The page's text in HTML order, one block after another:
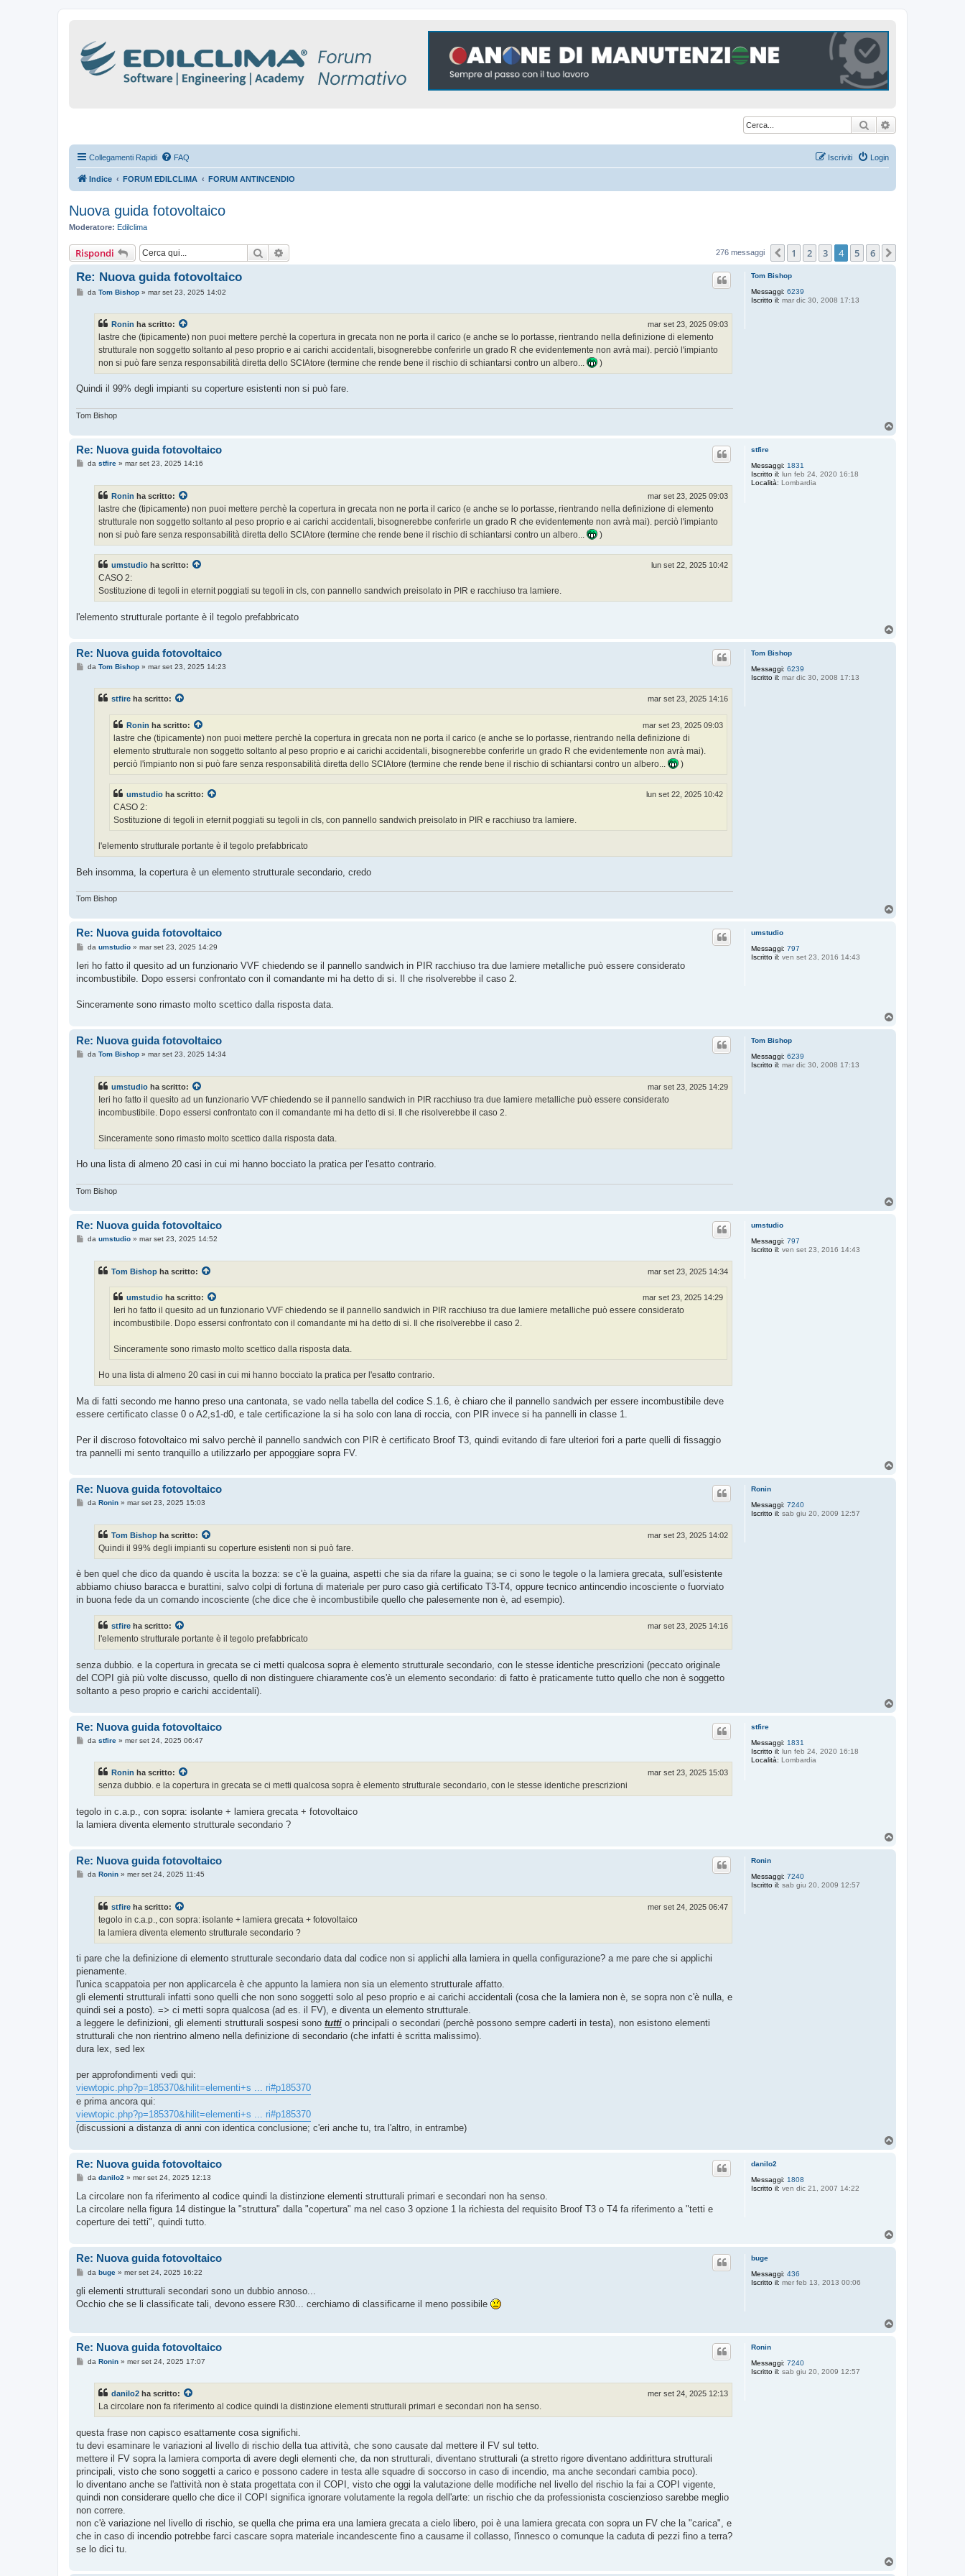
Cerca
Collegamenti Rapidi FAQ Login
Iscriviti
Indice FORUM EDILCLIMA FORUM ANTINCENDIO
Nuova guida fotovoltaico
Moderatore: Edilclima
Rispondi Cerca 276 messaggi Precedente
1 2 3 4 5 6
Tom Bishop
Messaggi: 6239
Iscritto il: mar dic 30, 2008 17:13
Re: Nuova guida fotovoltaico
Mda Tom Bishop» mar set 23, 2025 14:02
Ronin ha scritto: mar set 23, 2025 09:03
lastre che (tipicamente) non puoi mettere perchè la copertura in grecata non ne porta il carico (e anche se lo portasse, rientrando nella definizione di elemento
strutturale non soggetto soltanto al peso proprio e ai carichi accidentali, bisognerebbe conferirle un grado R che evidentemente non avrà mai). perciò l'impianto
non si può fare senza responsabilità diretta dello SCIAtore (termine che rende bene il rischio di schiantarsi contro un albero...
)
Quindi il 99% degli impianti su coperture esistenti non si può fare.
Tom Bishop
stfire
Messaggi: 1831
Iscritto il: lun feb 24, 2020 16:18
Località: Lombardia
Re: Nuova guida fotovoltaico
Mda stfire» mar set 23, 2025 14:16
Ronin ha scritto: mar set 23, 2025 09:03
lastre che (tipicamente) non puoi mettere perchè la copertura in grecata non ne porta il carico (e anche se lo portasse, rientrando nella definizione di elemento
strutturale non soggetto soltanto al peso proprio e ai carichi accidentali, bisognerebbe conferirle un grado R che evidentemente non avrà mai). perciò l'impianto
non si può fare senza responsabilità diretta dello SCIAtore (termine che rende bene il rischio di schiantarsi contro un albero...
)
umstudio ha scritto: lun set 22, 2025 10:42
CASO 2:
Sostituzione di tegoli in eternit poggiati su tegoli in cls, con pannello sandwich preisolato in PIR e racchiuso tra lamiere.
l'elemento strutturale portante è il tegolo prefabbricato
Tom Bishop
Messaggi: 6239
Iscritto il: mar dic 30, 2008 17:13
Re: Nuova guida fotovoltaico
Mda Tom Bishop» mar set 23, 2025 14:23
stfire ha scritto: mar set 23, 2025 14:16
Ronin ha scritto: mar set 23, 2025 09:03
lastre che (tipicamente) non puoi mettere perchè la copertura in grecata non ne porta il carico (e anche se lo portasse, rientrando nella definizione di
elemento strutturale non soggetto soltanto al peso proprio e ai carichi accidentali, bisognerebbe conferirle un grado R che evidentemente non avrà mai).
perciò l'impianto non si può fare senza responsabilità diretta dello SCIAtore (termine che rende bene il rischio di schiantarsi contro un albero...
)
umstudio ha scritto: lun set 22, 2025 10:42
CASO 2:
Sostituzione di tegoli in eternit poggiati su tegoli in cls, con pannello sandwich preisolato in PIR e racchiuso tra lamiere.
l'elemento strutturale portante è il tegolo prefabbricato
Beh insomma, la copertura è un elemento strutturale secondario, credo
Tom Bishop
umstudio
Messaggi: 797
Iscritto il: ven set 23, 2016 14:43
Re: Nuova guida fotovoltaico
M
s
a
i
da umstudio» mar set 23, 2025 14:29
Ieri ho fatto il quesito ad un funzionario VVF chiedendo se il pannello sandwich in PIR racchiuso tra due lamiere metalliche può essere considerato
incombustibile. Dopo essersi confrontato con il comandante mi ha detto di si. Il che risolverebbe il caso 2.
Sinceramente sono rimasto molto scettico dalla risposta data.
Tom Bishop
Messaggi: 6239
Iscritto il: mar dic 30, 2008 17:13
Re: Nuova guida fotovoltaico
Mda Tom Bishop» mar set 23, 2025 14:34
umstudio ha scritto: mar set 23, 2025 14:29
Ieri ho fatto il quesito ad un funzionario VVF chiedendo se il pannello sandwich in PIR racchiuso tra due lamiere metalliche può essere considerato
incombustibile. Dopo essersi confrontato con il comandante mi ha detto di si. Il che risolverebbe il caso 2.
Sinceramente sono rimasto molto scettico dalla risposta data.
Ho una lista di almeno 20 casi in cui mi hanno bocciato la pratica per l'esatto contrario.
Tom Bishop
umstudio
Messaggi: 797
Iscritto il: ven set 23, 2016 14:43
Re: Nuova guida fotovoltaico
Mda umstudio» mar set 23, 2025 14:52
Tom Bishop ha scritto: mar set 23, 2025 14:34
umstudio ha scritto: mar set 23, 2025 14:29
Ieri ho fatto il quesito ad un funzionario VVF chiedendo se il pannello sandwich in PIR racchiuso tra due lamiere metalliche può essere considerato
incombustibile. Dopo essersi confrontato con il comandante mi ha detto di si. Il che risolverebbe il caso 2.
Sinceramente sono rimasto molto scettico dalla risposta data.
Ho una lista di almeno 20 casi in cui mi hanno bocciato la pratica per l'esatto contrario.
Ma di fatti secondo me hanno preso una cantonata, se vado nella tabella del codice S.1.6, è chiaro che il pannello sandwich per essere incombustibile deve
essere certificato classe 0 o A2,s1-d0, e tale certificazione la si ha solo con lana di roccia, con PIR invece si ha pannelli in classe 1.
Per il discroso fotovoltaico mi salvo perchè il pannello sandwich con PIR è certificato Broof T3, quindi evitando di fare ulteriori fori a parte quelli di fissaggio
tra pannelli mi sento tranquillo a utilizzarlo per appoggiare sopra FV.
Ronin
Messaggi: 7240
Iscritto il: sab giu 20, 2009 12:57
Re: Nuova guida fotovoltaico
M
o
da Ronin» mar set 23, 2025 15:03
Tom Bishop ha scritto: mar set 23, 2025 14:02
Quindi il 99% degli impianti su coperture esistenti non si può fare.
è ben quel che dico da quando è uscita la bozza: se c'è la guaina, aspetti che sia da rifare la guaina; se ci sono le tegole o la lamiera grecata, sull'esistente
abbiamo chiuso baracca e burattini, salvo colpi di fortuna di materiale per puro caso già certificato T3-T4, oppure tecnico antincendio incosciente o fuorviato
in buona fede da un comando incosciente (che dice che è incombustibile quello che palesemente non è, ad esempio).
stfire ha scritto: mar set 23, 2025 14:16
l'elemento strutturale portante è il tegolo prefabbricato
senza dubbio. e la copertura in grecata se ci metti qualcosa sopra è elemento strutturale secondario, con le stesse identiche prescrizioni (peccato originale
del COPI già più volte discusso, quello di non distinguere chiaramente cos'è un elemento secondario: di fatto è praticamente tutto quello che non è soggetto
soltanto a peso proprio e carichi accidentali).
stfire
Messaggi: 1831
Iscritto il: lun feb 24, 2020 16:18
Località: Lombardia
Re: Nuova guida fotovoltaico
M
o
da stfire» mer set 24, 2025 06:47
Ronin ha scritto: mar set 23, 2025 15:03
senza dubbio. e la copertura in grecata se ci metti qualcosa sopra è elemento strutturale secondario, con le stesse identiche prescrizioni
tegolo in c.a.p., con sopra: isolante + lamiera grecata + fotovoltaico
la lamiera diventa elemento strutturale secondario ?
Ronin
Messaggi: 7240
Iscritto il: sab giu 20, 2009 12:57
Re: Nuova guida fotovoltaico
Mda Ronin» mer set 24, 2025 11:45
stfire ha scritto: mer set 24, 2025 06:47
tegolo in c.a.p., con sopra: isolante + lamiera grecata + fotovoltaico
la lamiera diventa elemento strutturale secondario ?
ti pare che la definizione di elemento strutturale secondario data dal codice non si applichi alla lamiera in quella configurazione? a me pare che si applichi
pienamente.
l'unica scappatoia per non applicarcela è che appunto la lamiera non sia un elemento strutturale affatto.
gli elementi strutturali infatti sono quelli che non sono soggetti solo al peso proprio e ai carichi accidentali (cosa che la lamiera non è, se sopra non c'è nulla, e
quindi sei a posto). => ci metti sopra qualcosa (ad es. il FV), e diventa un elemento strutturale.
a leggere le definizioni, gli elementi strutturali sospesi sono tutti o principali o secondari (perchè possono sempre caderti in testa), non esistono elementi
strutturali che non rientrino almeno nella definizione di secondario (che infatti è scritta malissimo).
dura lex, sed lex
per approfondimenti vedi qui:
viewtopic.php?p=185370&hilit=elementi+s ... ri#p185370
e prima ancora qui:
viewtopic.php?p=185370&hilit=elementi+s ... ri#p185370
(discussioni a distanza di anni con identica conclusione; c'eri anche tu, tra l'altro, in entrambe)
danilo2
Messaggi: 1808
Iscritto il: ven dic 21, 2007 14:22
Re: Nuova guida fotovoltaico
M
s
a
g
g
o
da danilo2» mer set 24, 2025 12:13
La circolare non fa riferimento al codice quindi la distinzione elementi strutturali primari e secondari non ha senso.
La circolare nella figura 14 distingue la "struttura" dalla "copertura" ma nel caso 3 opzione 1 la richiesta del requisito Broof T3 o T4 fa riferimento a "tetti e
coperture dei tetti", quindi tutto.
buge
Messaggi: 436
Iscritto il: mer feb 13, 2013 00:06
Re: Nuova guida fotovoltaico
M
s
a
i
da buge» mer set 24, 2025 16:22
gli elementi strutturali secondari sono un dubbio annoso...
Occhio che se li classificate tali, devono essere R30... cerchiamo di classificarne il meno possibile
Ronin
Messaggi: 7240
Iscritto il: sab giu 20, 2009 12:57
Re: Nuova guida fotovoltaico
M
o
da Ronin» mer set 24, 2025 17:07
danilo2 ha scritto: mer set 24, 2025 12:13
La circolare non fa riferimento al codice quindi la distinzione elementi strutturali primari e secondari non ha senso.
questa frase non capisco esattamente cosa significhi.
tu devi esaminare le variazioni al livello di rischio della tua attività, che sono causate dal mettere il FV sul tetto.
mettere il FV sopra la lamiera comporta di avere degli elementi che, da non strutturali, diventano strutturali (a stretto rigore diventano addirittura strutturali
principali, visto che sono soggetti a carico e possono cadere in testa alle squadre di soccorso in caso di incendio, ma anche secondari cambia poco).
lo diventano anche se l'attività non è stata progettata con il COPI, visto che oggi la valutazione delle modifiche nel livello del rischio la fai a COPI vigente,
quindi non considerare quello che dice il COPI significa ignorare volutamente la regola dell'arte: un rischio che da professionista coscienzioso sarebbe meglio
non correre.
non c'è variazione nel livello di rischio, se quella che prima era una lamiera grecata a cielo libero, poi è una lamiera grecata con sopra un FV che la "carica", e
che in caso di incendio potrebbe farci cascare sopra materiale incandescente fino a causarne il collasso, l'innesco o comunque la caduta di pezzi fino a terra?
se lo dici tu.